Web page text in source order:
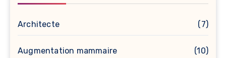
Architecte (7)
Augmentation mammaire (10)